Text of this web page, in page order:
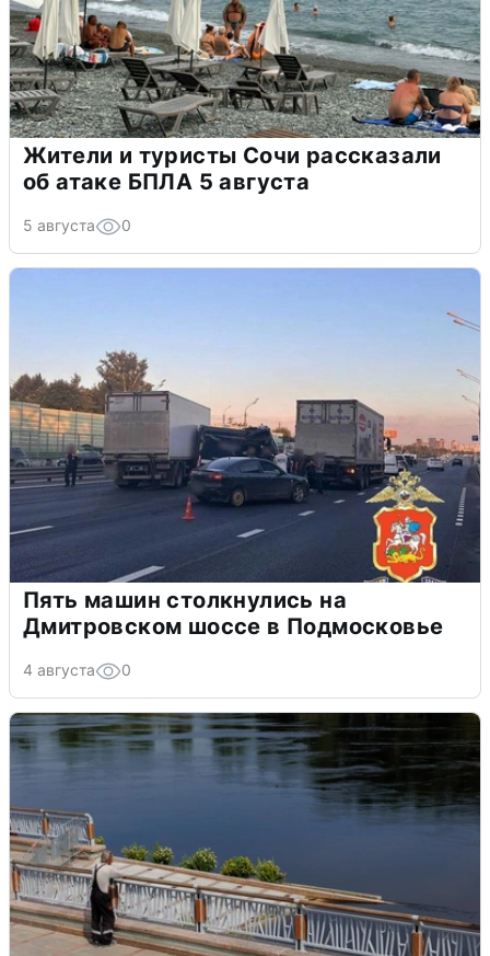
Жители и туристы Сочи рассказали
об атаке БПЛА 5 августа
5 августа 0
Пять машин столкнулись на
Дмитровском шоссе в Подмосковье
4 августа 0